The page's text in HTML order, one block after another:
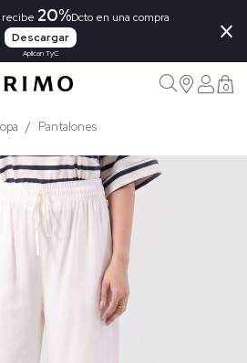
recibe 20%Dcto en una compra
Descargar
Aplican TyC
×
0
Pantalones